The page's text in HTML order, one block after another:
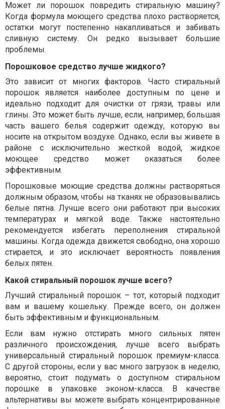
Может ли порошок повредить стиральную машину?
Когда формула моющего средства плохо растворяется,
остатки могут постепенно накапливаться и забивать
сливную систему. Он редко вызывает большие
проблемы.
Порошковое средство лучше жидкого?
Это зависит от многих факторов. Часто стиральный
порошок является наиболее доступным по цене и
идеально подходит для очистки от грязи, травы или
глины. Это может быть лучше, если, например, большая
часть вашего белья содержит одежду, которую вы
носите на открытом воздухе. Однако, если вы живете в
районе с исключительно жесткой водой, жидкое
моющее средство может оказаться более
эффективным.
Порошковые моющие средства должны растворяться
должным образом, чтобы на тканях не образовывались
белые пятна. Лучше всего они работают при высоких
температурах и мягкой воде. Также настоятельно
рекомендуется избегать переполнения стиральной
машины. Когда одежда движется свободно, она хорошо
стирается, и это исключает вероятность появления
белых пятен.
Какой стиральный порошок лучше всего?
Лучший стиральный порошок – тот, который подходит
вам и вашему кошельку. Прежде всего, он должен
быть эффективным и функциональным.
Если вам нужно отстирать много сильных пятен
различного происхождения, лучше всего выбрать
универсальный стиральный порошок премиум-класса.
С другой стороны, если у вас много загрузок в неделю,
вероятно, стоит подумать о доступном стиральном
порошке в упаковке эконом-класса. В качестве
альтернативы вы можете выбрать концентрированные